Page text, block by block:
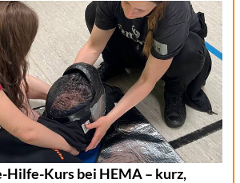
Hilfe-Kurs bei HEMA – kurz,